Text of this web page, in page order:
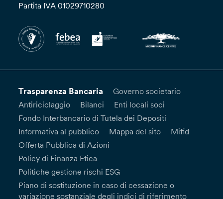
Partita IVA 01029710280
Trasparenza Bancaria
Governo societario
Antiriciclaggio
Bilanci
Enti locali soci
Fondo Interbancario di Tutela dei Depositi
Informativa al pubblico
Mappa del sito
Mifid
Offerta Pubblica di Azioni
Policy di Finanza Etica
Politiche gestione rischi ESG
Piano di sostituzione in caso di cessazione o
variazione sostanziale degli indici di riferimento